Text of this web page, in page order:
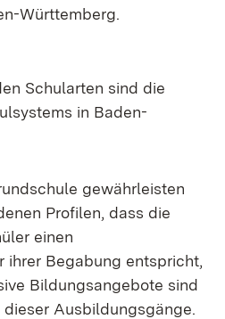
Württemberg.
Schularten sind die
in Baden-
gewährleisten
Profilen, dass die
einen
ihrer Begabung entspricht,
Bildungsangebote sind
Ausbildungsgänge.